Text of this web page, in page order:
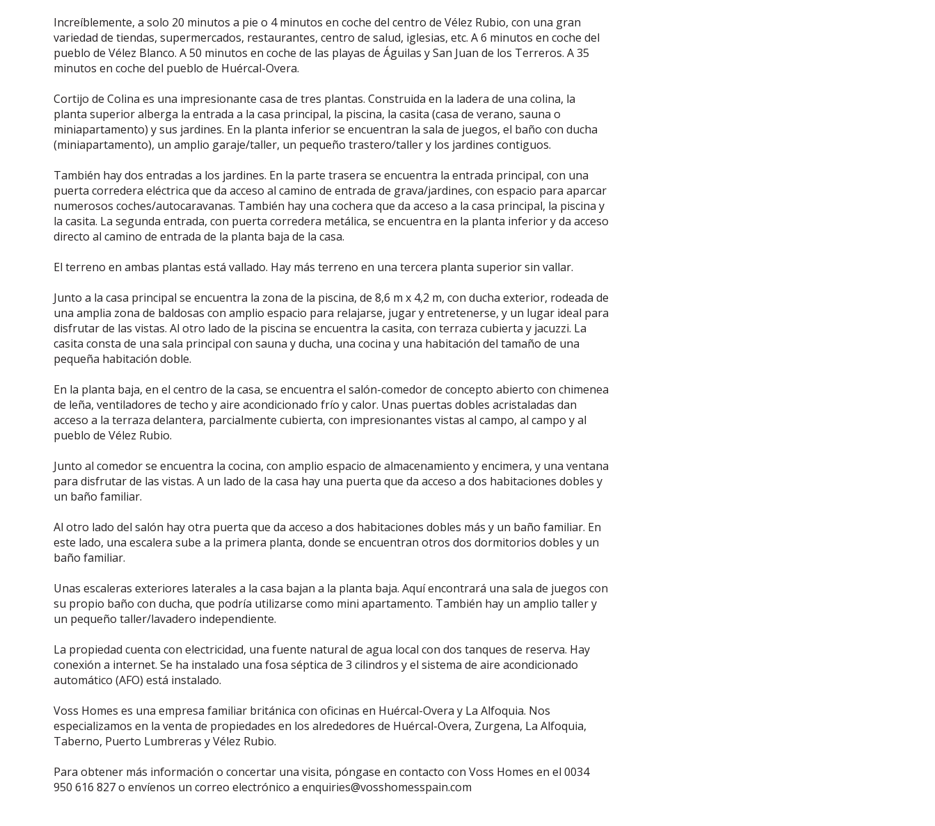
Increíblemente, a solo 20 minutos a pie o 4 minutos en coche del centro de Vélez Rubio, con una gran
variedad de tiendas, supermercados, restaurantes, centro de salud, iglesias, etc. A 6 minutos en coche del
pueblo de Vélez Blanco. A 50 minutos en coche de las playas de Águilas y San Juan de los Terreros. A 35
minutos en coche del pueblo de Huércal-Overa.
Cortijo de Colina es una impresionante casa de tres plantas. Construida en la ladera de una colina, la
planta superior alberga la entrada a la casa principal, la piscina, la casita (casa de verano, sauna o
miniapartamento) y sus jardines. En la planta inferior se encuentran la sala de juegos, el baño con ducha
(miniapartamento), un amplio garaje/taller, un pequeño trastero/taller y los jardines contiguos.
También hay dos entradas a los jardines. En la parte trasera se encuentra la entrada principal, con una
puerta corredera eléctrica que da acceso al camino de entrada de grava/jardines, con espacio para aparcar
numerosos coches/autocaravanas. También hay una cochera que da acceso a la casa principal, la piscina y
la casita. La segunda entrada, con puerta corredera metálica, se encuentra en la planta inferior y da acceso
directo al camino de entrada de la planta baja de la casa.
El terreno en ambas plantas está vallado. Hay más terreno en una tercera planta superior sin vallar.
Junto a la casa principal se encuentra la zona de la piscina, de 8,6 m x 4,2 m, con ducha exterior, rodeada de
una amplia zona de baldosas con amplio espacio para relajarse, jugar y entretenerse, y un lugar ideal para
disfrutar de las vistas. Al otro lado de la piscina se encuentra la casita, con terraza cubierta y jacuzzi. La
casita consta de una sala principal con sauna y ducha, una cocina y una habitación del tamaño de una
pequeña habitación doble.
En la planta baja, en el centro de la casa, se encuentra el salón-comedor de concepto abierto con chimenea
de leña, ventiladores de techo y aire acondicionado frío y calor. Unas puertas dobles acristaladas dan
acceso a la terraza delantera, parcialmente cubierta, con impresionantes vistas al campo, al campo y al
pueblo de Vélez Rubio.
Junto al comedor se encuentra la cocina, con amplio espacio de almacenamiento y encimera, y una ventana
para disfrutar de las vistas. A un lado de la casa hay una puerta que da acceso a dos habitaciones dobles y
un baño familiar.
Al otro lado del salón hay otra puerta que da acceso a dos habitaciones dobles más y un baño familiar. En
este lado, una escalera sube a la primera planta, donde se encuentran otros dos dormitorios dobles y un
baño familiar.
Unas escaleras exteriores laterales a la casa bajan a la planta baja. Aquí encontrará una sala de juegos con
su propio baño con ducha, que podría utilizarse como mini apartamento. También hay un amplio taller y
un pequeño taller/lavadero independiente.
La propiedad cuenta con electricidad, una fuente natural de agua local con dos tanques de reserva. Hay
conexión a internet. Se ha instalado una fosa séptica de 3 cilindros y el sistema de aire acondicionado
automático (AFO) está instalado.
Voss Homes es una empresa familiar británica con oficinas en Huércal-Overa y La Alfoquia. Nos
especializamos en la venta de propiedades en los alrededores de Huércal-Overa, Zurgena, La Alfoquia,
Taberno, Puerto Lumbreras y Vélez Rubio.
Para obtener más información o concertar una visita, póngase en contacto con Voss Homes en el 0034
950 616 827 o envíenos un correo electrónico a enquiries@vosshomesspain.com